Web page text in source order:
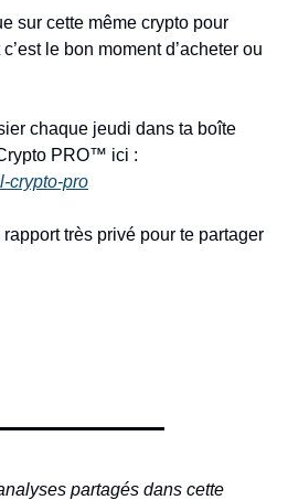
sur cette même crypto pour
le bon moment d’acheter ou
chaque jeudi dans ta boîte
crypto-pro
rapport très privé pour te partager
partagés dans cette